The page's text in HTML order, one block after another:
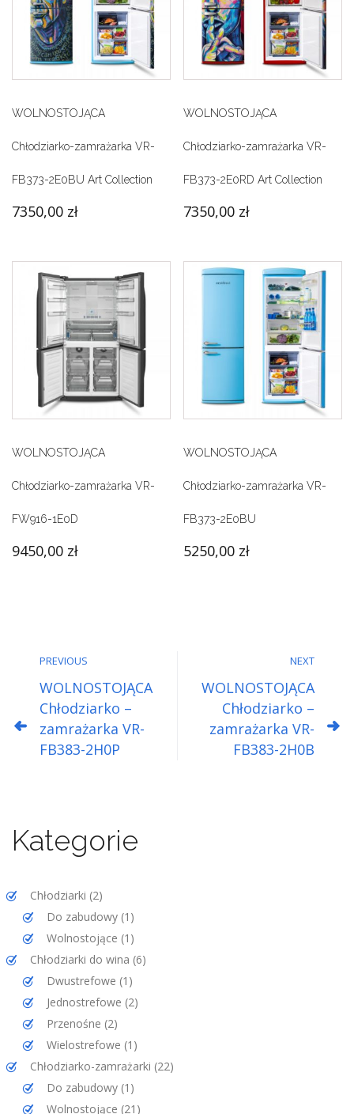
WOLNOSTOJĄCA
Chłodziarko-zamrażarka VR-
FB373-2E0BU Art Collection
7350,00 zł
WOLNOSTOJĄCA
Chłodziarko-zamrażarka VR-
FB373-2E0RD Art Collection
7350,00 zł
WOLNOSTOJĄCA
Chłodziarko-zamrażarka VR-
FW916-1E0D
9450,00 zł
WOLNOSTOJĄCA
Chłodziarko-zamrażarka VR-
FB373-2E0BU
5250,00 zł
PREVIOUS
WOLNOSTOJĄCA
Chłodziarko –
zamrażarka VR-
FB383-2H0P
NEXT
WOLNOSTOJĄCA
Chłodziarko –
zamrażarka VR-
FB383-2H0B
Kategorie
Chłodziarki 2
2
produkty
Do zabudowy 1
1
produkt
Wolnostojące 1
1
produkt
Chłodziarki do wina 6
6
Dwustrefowe 1
1
produkt
Jednostrefowe 2
2
Przenośne 2
2
produkty
Wielostrefowe 1
1
produkt
Chłodziarko-zamrażarki 22
22
Do zabudowy 1
1
produkt
Wolnostojące 21
21